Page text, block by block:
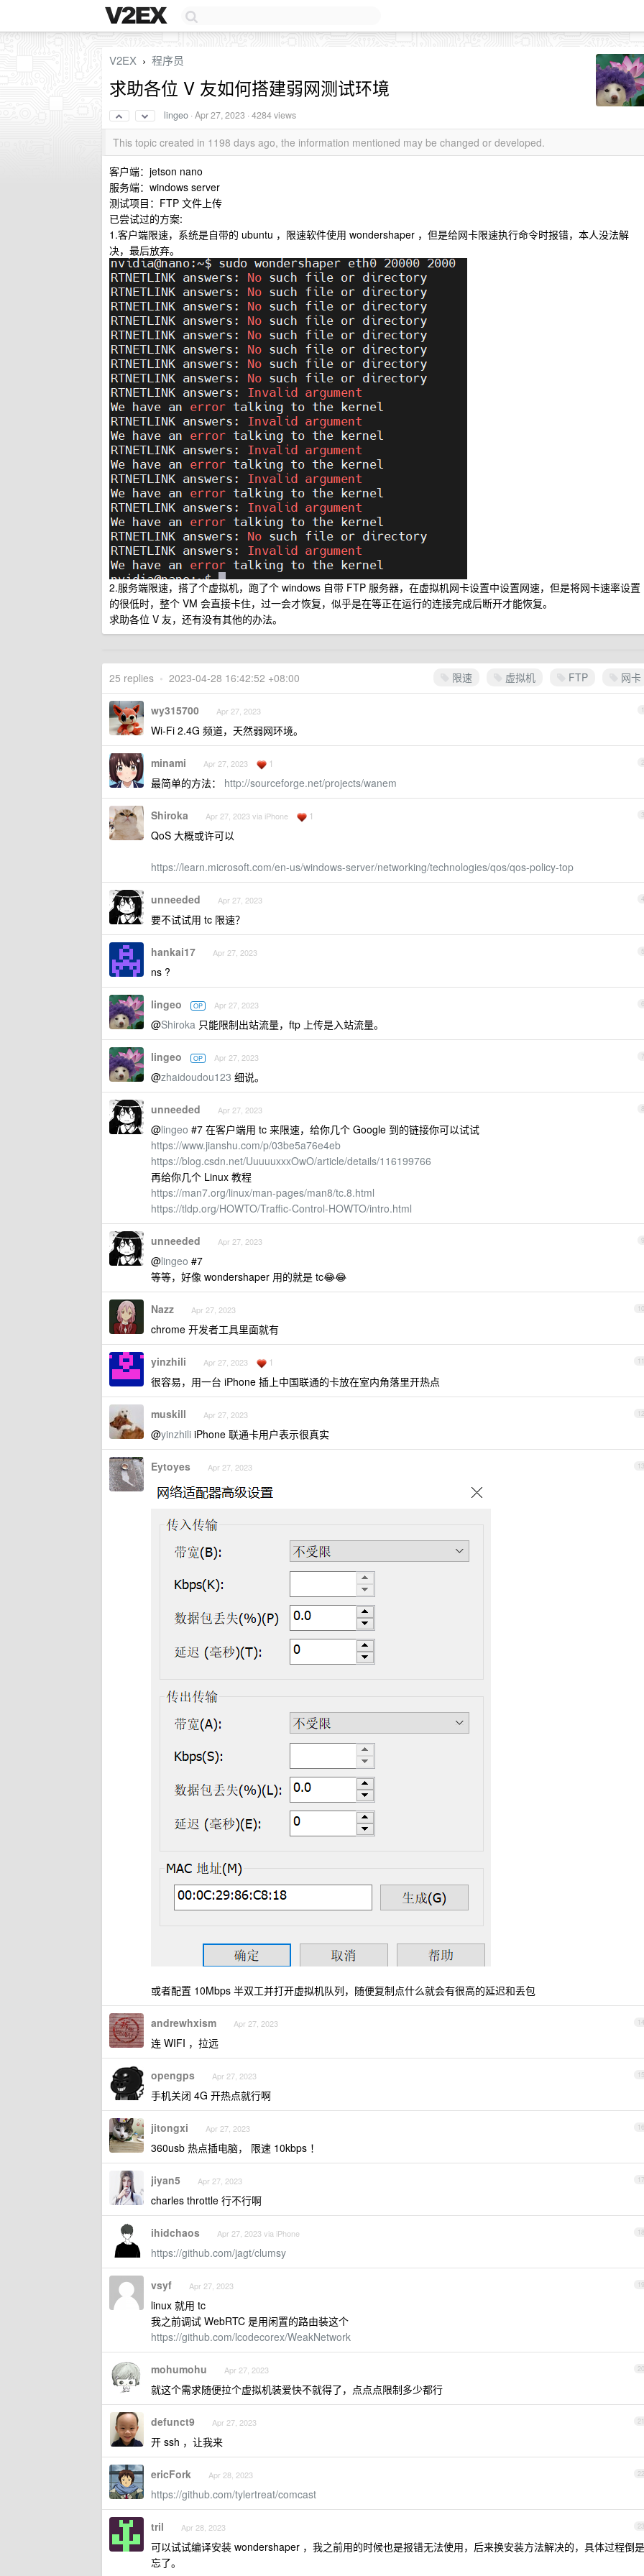
V2EX › 程序员
求助各位 V 友如何搭建弱网测试环境
lingeo ·Apr 27, 2023 · 4284 views
This topic created in 1198 days ago, the information mentioned may be changed or developed.
客户端：jetson nano
服务端：windows server
测试项目：FTP 文件上传
已尝试过的方案:
1.客户端限速，系统是自带的 ubuntu ，限速软件使用 wondershaper ，但是给网卡限速执行命令时报错，本人没法解
决，最后放弃。
2.服务端限速，搭了个虚拟机，跑了个 windows 自带 FTP 服务器，在虚拟机网卡设置中设置网速，但是将网卡速率设置
的很低时，整个 VM 会直接卡住，过一会才恢复，似乎是在等正在运行的连接完成后断开才能恢复。
求助各位 V 友，还有没有其他的办法。
限速 虚拟机 FTP 网卡
25 replies • 2023-04-28 16:42:52 +08:00
1
wy315700 Apr 27, 2023
Wi-Fi 2.4G 频道，天然弱网环境。
2
minami Apr 27, 2023 1
最简单的方法： http://sourceforge.net/projects/wanem
3
Shiroka Apr 27, 2023 via iPhone 1
QoS 大概或许可以
https://learn.microsoft.com/en-us/windows-server/networking/technologies/qos/qos-policy-top
4
unneeded Apr 27, 2023
要不试试用 tc 限速？
5
hankai17 Apr 27, 2023
ns ?
6
lingeo OP Apr 27, 2023
@Shiroka 只能限制出站流量，ftp 上传是入站流量。
7
lingeo OP Apr 27, 2023
@zhaidoudou123 细说。
8
unneeded Apr 27, 2023
@lingeo #7 在客户端用 tc 来限速，给你几个 Google 到的链接你可以试试
https://www.jianshu.com/p/03be5a76e4eb
https://blog.csdn.net/UuuuuxxxOwO/article/details/116199766
再给你几个 Linux 教程
https://man7.org/linux/man-pages/man8/tc.8.html
https://tldp.org/HOWTO/Traffic-Control-HOWTO/intro.html
9
unneeded Apr 27, 2023
@lingeo #7
等等，好像 wondershaper 用的就是 tc😂😂
10
Nazz Apr 27, 2023
chrome 开发者工具里面就有
11
yinzhili Apr 27, 2023 1
很容易，用一台 iPhone 插上中国联通的卡放在室内角落里开热点
12
muskill Apr 27, 2023
@yinzhili iPhone 联通卡用户表示很真实
13
Eytoyes Apr 27, 2023
或者配置 10Mbps 半双工并打开虚拟机队列，随便复制点什么就会有很高的延迟和丢包
14
andrewhxism Apr 27, 2023
连 WIFI ，拉远
15
opengps Apr 27, 2023
手机关闭 4G 开热点就行啊
16
jitongxi Apr 27, 2023
360usb 热点插电脑， 限速 10kbps ！
17
jiyan5 Apr 27, 2023
charles throttle 行不行啊
18
ihidchaos Apr 27, 2023 via iPhone
https://github.com/jagt/clumsy
19
vsyf Apr 27, 2023
linux 就用 tc
我之前调试 WebRTC 是用闲置的路由装这个
https://github.com/lcodecorex/WeakNetwork
20
mohumohu Apr 27, 2023
就这个需求随便拉个虚拟机装爱快不就得了，点点点限制多少都行
21
defunct9 Apr 27, 2023
开 ssh ，让我来
22
ericFork Apr 28, 2023
https://github.com/tylertreat/comcast
23
tril Apr 28, 2023
可以试试编译安装 wondershaper ，我之前用的时候也是报错无法使用，后来换安装方法解决的，具体过程倒是
忘了。